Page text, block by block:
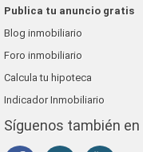
Publica tu anuncio gratis
Blog inmobiliario
Foro inmobiliario
Calcula tu hipoteca
Indicador Inmobiliario
Síguenos también en